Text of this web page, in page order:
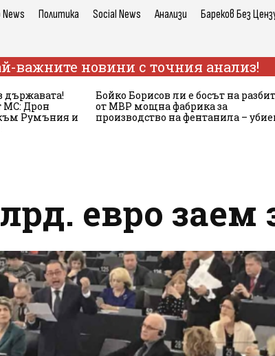
News Политика Social News Анализи Бареков Без
важните новини с точния анализ!
държавата!
МС: Дрон
Румъния и
Бойко Борисов ли е босът на
от МВР мощна фабрика за
производство на фентанила –
евро заем